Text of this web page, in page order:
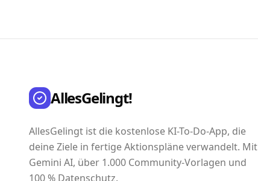
AllesGelingt!
AllesGelingt ist die kostenlose KI-To-Do-App, die
deine Ziele in fertige Aktionspläne verwandelt. Mit
Gemini AI, über 1.000 Community-Vorlagen und
100 % Datenschutz.